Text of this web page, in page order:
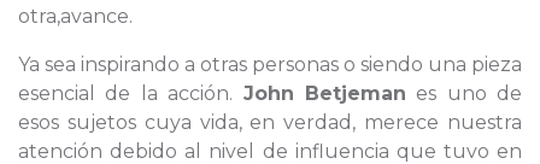
otra,avance.
Ya sea inspirando a otras personas o siendo una pieza
esencial de la acción. John Betjeman es uno de
esos sujetos cuya vida, en verdad, merece nuestra
atención debido al nivel de influencia que tuvo en